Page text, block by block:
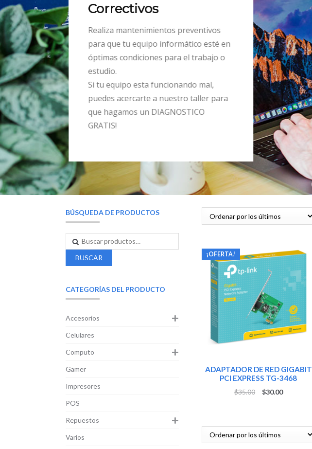
Correctivos
Realiza mantenimientos preventivos
para que tu equipo informático esté en
óptimas condiciones para el trabajo o
estudio.
Si tu equipo esta funcionando mal,
puedes acercarte a nuestro taller para
que hagamos un DIAGNOSTICO
GRATIS!
ADAPTADOR DE RED GIGABIT
PCI EXPRESS TG-3468
¡OFERTA!
$35.00 $30.00
BÚSQUEDA DE PRODUCTOS
BUSCAR
CATEGORÍAS DEL PRODUCTO
Accesorios
Celulares
Computo
Gamer
Impresores
POS
Repuestos
Varios